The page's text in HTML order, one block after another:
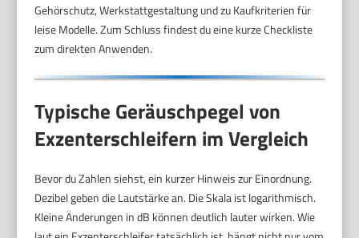
Gehörschutz, Werkstattgestaltung und zu Kaufkriterien für
leise Modelle. Zum Schluss findest du eine kurze Checkliste
zum direkten Anwenden.
Typische Geräuschpegel von
Exzenterschleifern im Vergleich
Bevor du Zahlen siehst, ein kurzer Hinweis zur Einordnung.
Dezibel geben die Lautstärke an. Die Skala ist logarithmisch.
Kleine Änderungen in dB können deutlich lauter wirken. Wie